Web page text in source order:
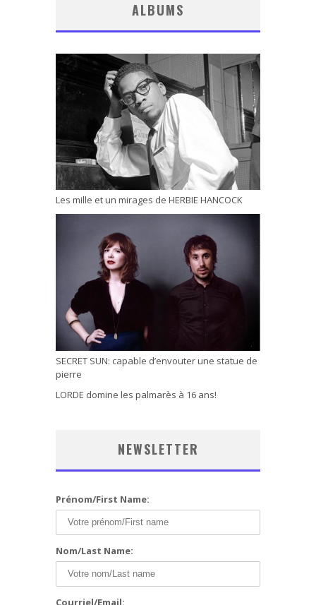
ALBUMS
Les mille et un mirages de HERBIE HANCOCK
SECRET SUN: capable d’envouter une statue de
pierre
LORDE domine les palmarès à 16 ans!
NEWSLETTER
Prénom/First Name:
Nom/Last Name:
Courriel/Email: